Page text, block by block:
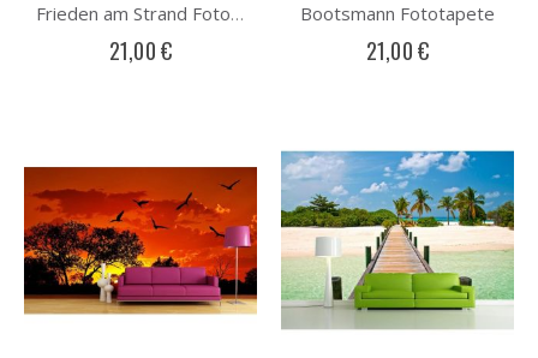
Frieden am Strand Fototapete
21,00 €
Bootsmann Fototapete
21,00 €